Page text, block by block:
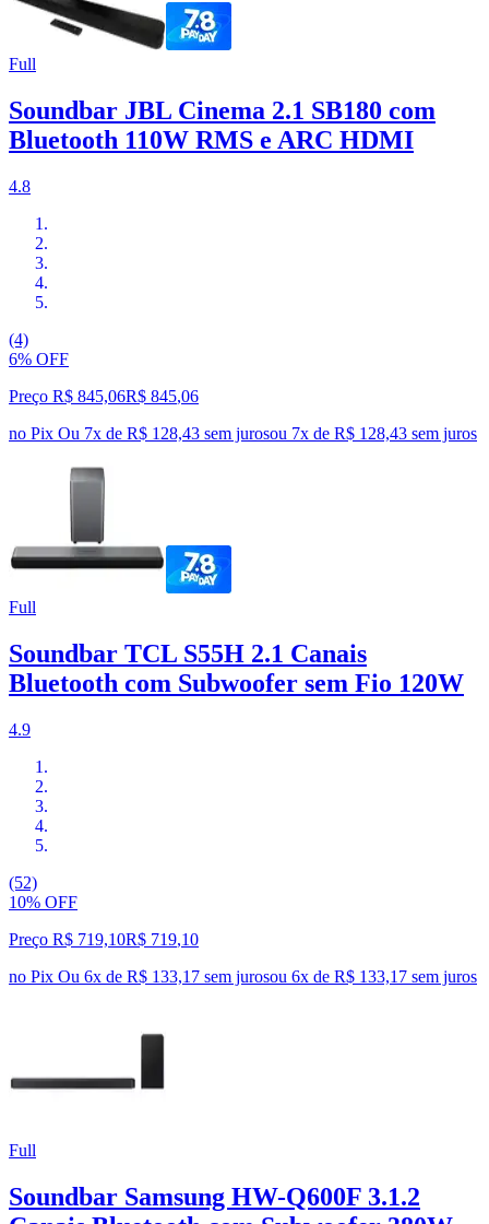
Full
Soundbar JBL Cinema 2.1 SB180 com
Bluetooth 110W RMS e ARC HDMI
4.8
(4)
6% OFF
Preço R$ 845,06R$ 845,06
no Pix Ou 7x de R$ 128,43 sem jurosou 7x de R$ 128,43 sem juros
Full
Soundbar TCL S55H 2.1 Canais
Bluetooth com Subwoofer sem Fio 120W
4.9
(52)
10% OFF
Preço R$ 719,10R$ 719,10
no Pix Ou 6x de R$ 133,17 sem jurosou 6x de R$ 133,17 sem juros
Full
Soundbar Samsung HW-Q600F 3.1.2